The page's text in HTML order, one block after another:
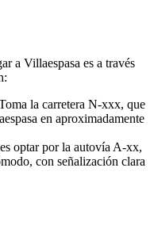
a Villaespasa es a través
la carretera N-xxx, que
en aproximadamente
optar por la autovía A-xx,
con señalización clara